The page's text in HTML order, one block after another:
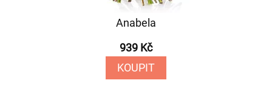
Anabela
939 Kč
KOUPIT